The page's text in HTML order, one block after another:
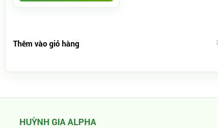
Thêm vào giỏ hàng
HUỲNH GIA ALPHA